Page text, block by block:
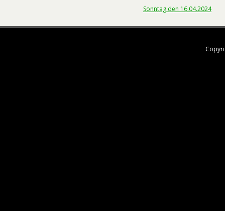
Sonntag den 16.04.2024